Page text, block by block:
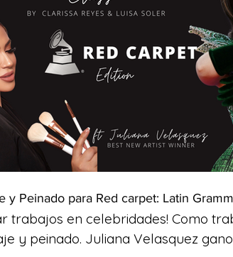
Ver avance Precio de compra 49,99 US$
y Peinado para Red carpet: Latin
trabajos en celebridades! Como
y peinado. Juliana Velasquez